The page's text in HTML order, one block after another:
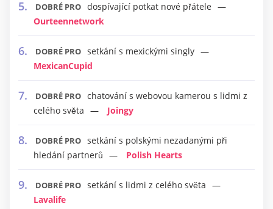
DOBRÉ PRO dospívající potkat nové přátele
Ourteennetwork
DOBRÉ PRO setkání s mexickými singly
MexicanCupid
DOBRÉ PRO chatování s webovou kamerou s lidmi z
celého světa
Joingy
DOBRÉ PRO setkání s polskými nezadanými při
hledání partnerů
Polish Hearts
DOBRÉ PRO setkání s lidmi z celého světa
Lavalife